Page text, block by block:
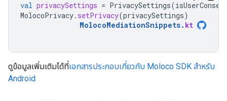
val privacySettings = PrivacySettings(
MolocoPrivacy. setPrivacy(privacySettings)
MolocoMediationSnippets. kt
ดูข้อมูลเพิ่มเติมได้ที่เอกสารประกอบเกี่ยวกับ Moloco SDK สำหรับ
Android